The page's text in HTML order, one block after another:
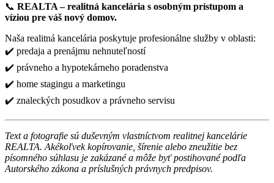
📞 REALTA – realitná kancelária s osobným prístupom a
víziou pre váš nový domov.
Naša realitná kancelária poskytuje profesionálne služby v oblasti:
✔️ predaja a prenájmu nehnuteľností
✔️ právneho a hypotekárneho poradenstva
✔️ home stagingu a marketingu
✔️ znaleckých posudkov a právneho servisu
Text a fotografie sú duševným vlastníctvom realitnej kancelárie
REALTA. Akékoľvek kopírovanie, šírenie alebo zneužitie bez
písomného súhlasu je zakázané a môže byť postihované podľa
Autorského zákona a príslušných právnych predpisov.